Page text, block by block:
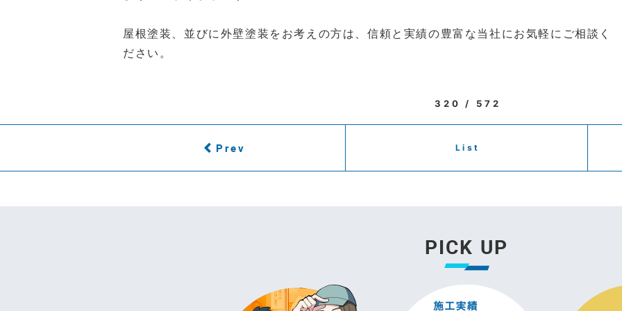
屋根塗装、並びに外壁塗装をお考えの方は、信頼と実績の豊富な当社にお気軽にご相談く
ださい。
320 / 572
Prev List
PICK UP